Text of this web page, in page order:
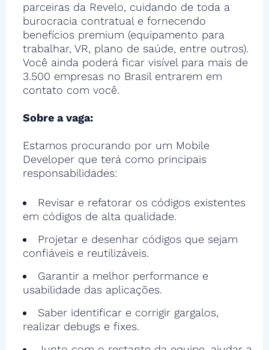
parceiras da Revelo, cuidando de toda a
burocracia contratual e fornecendo
benefícios premium (equipamento para
trabalhar, VR, plano de saúde, entre outros).
Você ainda poderá ficar visível para mais de
3.500 empresas no Brasil entrarem em
contato com você.
Sobre a vaga:
Estamos procurando por um Mobile
Developer que terá como principais
responsabilidades:
Revisar e refatorar os códigos existentes
em códigos de alta qualidade.
Projetar e desenhar códigos que sejam
confiáveis e reutilizáveis.
Garantir a melhor performance e
usabilidade das aplicações.
Saber identificar e corrigir gargalos,
realizar debugs e fixes.